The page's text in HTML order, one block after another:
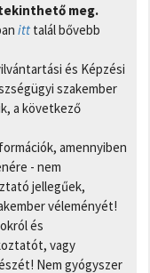
meg.
itt talál bővebb
és Képzési
szakember
a következő
amennyiben
- nem
jellegűek,
véleményét!
és
vagy
Nem gyógyszer